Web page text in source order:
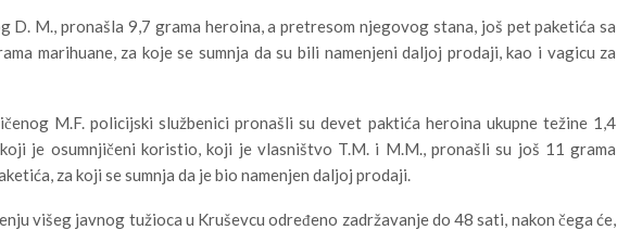
D. M., pronašla 9,7 grama heroina, a pretresom njegovog stana, još pet paketića sa
marihuane, za koje se sumnja da su bili namenjeni daljoj prodaji, kao i vagicu za
M.F. policijski službenici pronašli su devet paktića heroina ukupne težine 1,4
je osumnjičeni koristio, koji je vlasništvo T.M. i M.M., pronašli su još 11 grama
za koji se sumnja da je bio namenjen daljoj prodaji.
višeg javnog tužioca u Kruševcu određeno zadržavanje do 48 sati, nakon čega će,